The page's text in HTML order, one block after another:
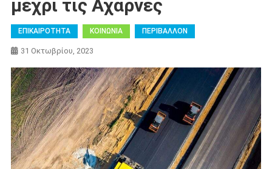
μέχρι τις Αχαρνές
ΕΠΙΚΑΙΡΟΤΗΤΑ ΚΟΙΝΩΝΙΑ ΠΕΡΙΒΑΛΛΟΝ
31 Οκτωβρίου, 2023